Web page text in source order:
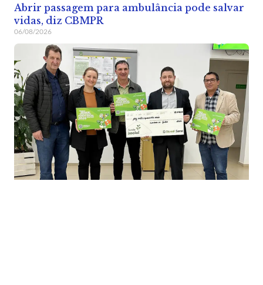
Abrir passagem para ambulância pode salvar
vidas, diz CBMPR
06/08/2026